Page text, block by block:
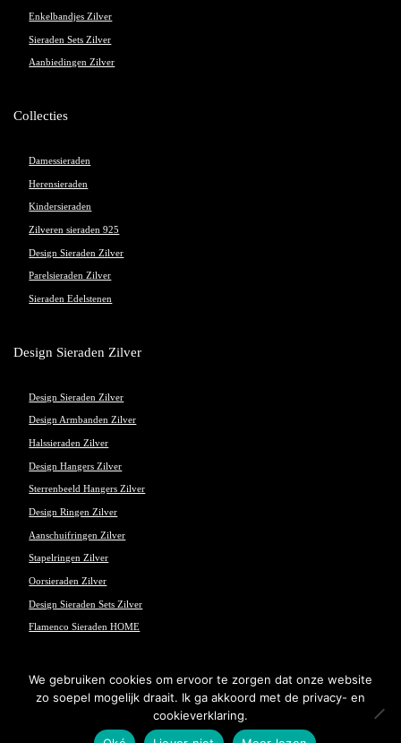
Enkelbandjes Zilver
Sieraden Sets Zilver
Aanbiedingen Zilver
Collecties
Damessieraden
Herensieraden
Kindersieraden
Zilveren sieraden 925
Design Sieraden Zilver
Parelsieraden Zilver
Sieraden Edelstenen
Design Sieraden Zilver
Design Sieraden Zilver
Design Armbanden Zilver
Halssieraden Zilver
Design Hangers Zilver
Sterrenbeeld Hangers Zilver
Design Ringen Zilver
Aanschuifringen Zilver
Stapelringen Zilver
Oorsieraden Zilver
Design Sieraden Sets Zilver
Flamenco Sieraden HOME
© 2026 Flamenco Sieraden - Powered and maintained bywinkeltjes.net
We gebruiken cookies om ervoor te zorgen dat onze website
zo soepel mogelijk draait. Ik ga akkoord met de privacy- en
cookieverklaring.